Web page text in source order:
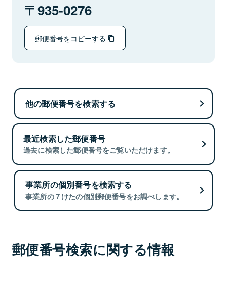
935-0276
郵便番号をコピーする
他の郵便番号を検索する
最近検索した郵便番号
過去に検索した郵便番号をご覧いただけます。
事業所の個別番号を検索する
事業所の７けたの個別郵便番号をお調べします。
郵便番号検索に関する情報